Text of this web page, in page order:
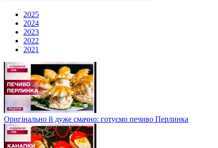
2025
2024
2023
2022
2021
Оригінально й дуже смачно: готуємо печиво Перлинка